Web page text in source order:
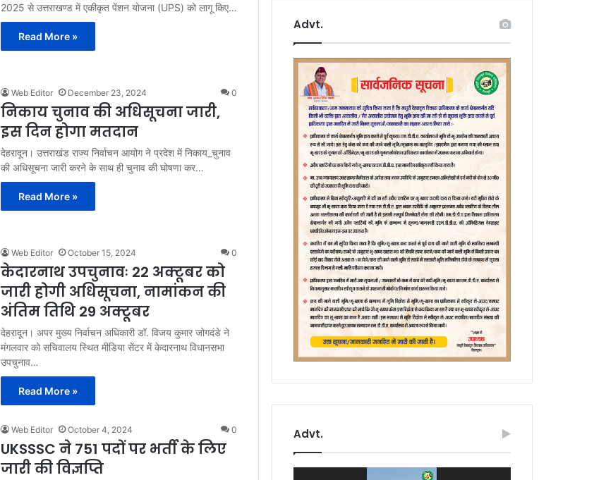
2025 से उत्तराखण्ड में एकीकृत पेंशन योजना (UPS) को लागू किए…
Read More »
Web Editor December 23, 2024 0
निकाय चुनाव की अधिसूचना जारी,
इस दिन होगा मतदान
देहरादून। उत्तराखंड राज्य निर्वाचन आयोग ने प्रदेश में निकाय_चुनाव
की अधिसूचना जारी करने के साथ ही चुनाव की घोषणा कर…
Read More »
Web Editor October 15, 2024 0
केदारनाथ उपचुनावः 22 अक्टूबर को
जारी होगी अधिसूचना, नामांकन की
अंतिम तिथि 29 अक्टूबर
देहरादून। अपर मुख्य निर्वाचन अधिकारी डॉ. विजय कुमार जोगदंडे ने
मंगलवार को सचिवालय स्थित मीडिया सेंटर में केदारनाथ विधानसभा
उपचुनाव…
Read More »
Web Editor October 4, 2024 0
UKSSSC ने 751 पदों पर भर्ती के लिए
जारी की विज्ञप्ति
Advt.
Advt.